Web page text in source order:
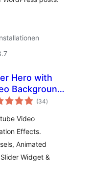
Hero with
Background,
(34Bewertungen
insgesamt
)
Video
Effects.
Animated
Widget &